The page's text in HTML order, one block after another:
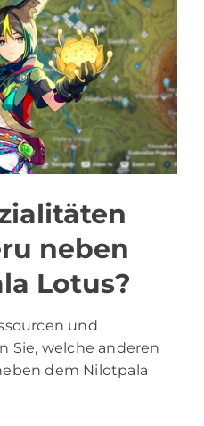
neben
Lotus?
und
Sie, welche anderen
dem Nilotpala